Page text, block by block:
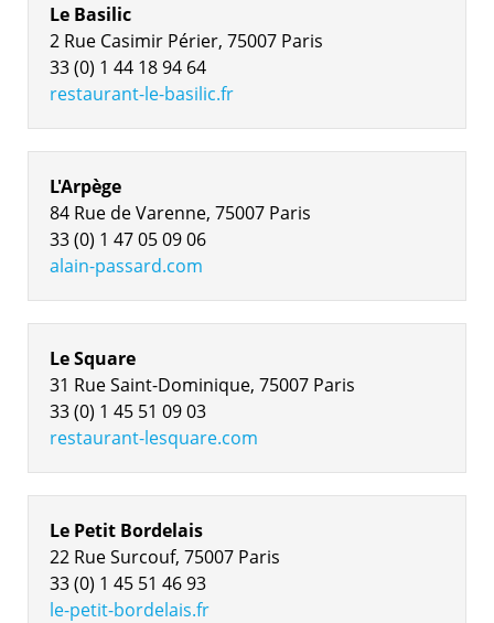
Le Basilic
2 Rue Casimir Périer, 75007 Paris
33 (0) 1 44 18 94 64
restaurant-le-basilic.fr
L'Arpège
84 Rue de Varenne, 75007 Paris
33 (0) 1 47 05 09 06
alain-passard.com
Le Square
31 Rue Saint-Dominique, 75007 Paris
33 (0) 1 45 51 09 03
restaurant-lesquare.com
Le Petit Bordelais
22 Rue Surcouf, 75007 Paris
33 (0) 1 45 51 46 93
le-petit-bordelais.fr